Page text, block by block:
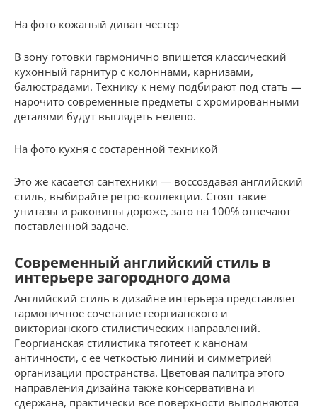
На фото кожаный диван честер
В зону готовки гармонично впишется классический
кухонный гарнитур с колоннами, карнизами,
балюстрадами. Технику к нему подбирают под стать —
нарочито современные предметы с хромированными
деталями будут выглядеть нелепо.
На фото кухня с состаренной техникой
Это же касается сантехники — воссоздавая английский
стиль, выбирайте ретро-коллекции. Стоят такие
унитазы и раковины дороже, зато на 100% отвечают
поставленной задаче.
Современный английский стиль в
интерьере загородного дома
Английский стиль в дизайне интерьера представляет
гармоничное сочетание георгианского и
викторианского стилистических направлений.
Георгианская стилистика тяготеет к канонам
античности, с ее четкостью линий и симметрией
организации пространства. Цветовая палитра этого
направления дизайна также консервативна и
сдержана, практически все поверхности выполняются